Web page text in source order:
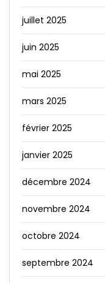
juillet 2025
juin 2025
mai 2025
mars 2025
février 2025
janvier 2025
décembre 2024
novembre 2024
octobre 2024
septembre 2024